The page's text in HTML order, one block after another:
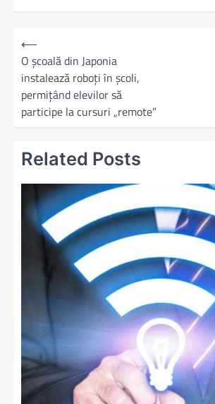
⟵
O școală din Japonia
instalează roboți în școli,
permițând elevilor să
participe la cursuri „remote”
Related Posts